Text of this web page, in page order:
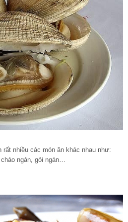
rất nhiều các món ăn khác nhau như:
ngán, gỏi ngán…